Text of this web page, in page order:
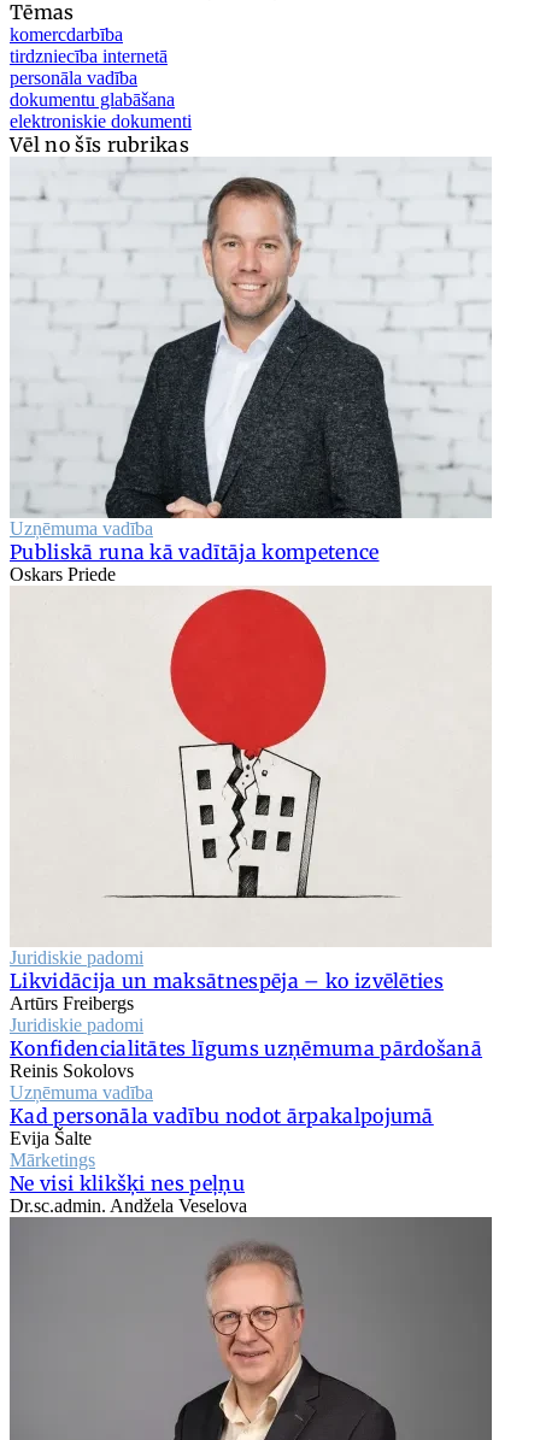
Tēmas
komercdarbība
tirdzniecība internetā
personāla vadība
dokumentu glabāšana
elektroniskie dokumenti
Vēl no šīs rubrikas
Uzņēmuma vadība
Publiskā runa kā vadītāja kompetence
Oskars Priede
Juridiskie padomi
Likvidācija un maksātnespēja – ko izvēlēties
Artūrs Freibergs
Juridiskie padomi
Konfidencialitātes līgums uzņēmuma pārdošanā
Reinis Sokolovs
Uzņēmuma vadība
Kad personāla vadību nodot ārpakalpojumā
Evija Šalte
Mārketings
Ne visi klikšķi nes peļņu
Dr.sc.admin. Andžela Veselova